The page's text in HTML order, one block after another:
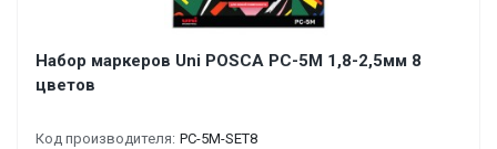
Набор маркеров Uni POSCA PC-5M 1,8-2,5мм 8
цветов
Код производителя: PC-5M-SET8